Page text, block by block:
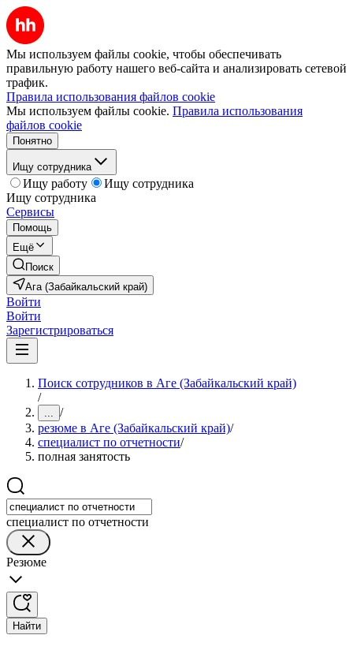
Мы используем файлы cookie, чтобы обеспечивать
правильную работу нашего веб-сайта и анализировать сетевой
трафик.
Правила использования файлов cookie
Мы используем файлы cookie. Правила использования
файлов cookie
Понятно
Ищу сотрудника
Ищу работу
Ищу сотрудника
Ищу сотрудника
Сервисы
Помощь
Ещё
Поиск
Ага (Забайкальский край)
Войти
Войти
Зарегистрироваться
Поиск сотрудников в Аге (Забайкальский край)
/
... /
резюме в Аге (Забайкальский край)/
специалист по отчетности/
полная занятость
специалист по отчетности
Резюме
Найти